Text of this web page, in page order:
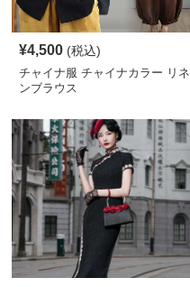
¥4,500 (税込)
チャイナ服 チャイナカラー リネ
ンブラウス